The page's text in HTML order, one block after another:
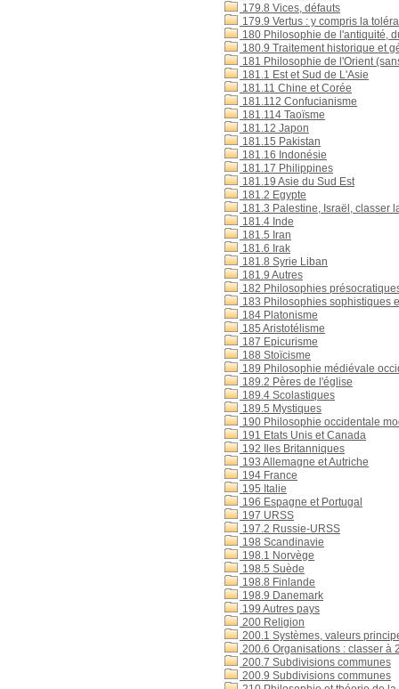
179.8 Vices, défauts
179.9 Vertus : y compris la
180 Philosophie de l'antiquité,
180.9 Traitement historique et
181 Philosophie de l'Orient
181.1 Est et Sud de L'Asie
181.11 Chine et Corée
181.112 Confucianisme
181.114 Taoïsme
181.12 Japon
181.15 Pakistan
181.16 Indonésie
181.17 Philippines
181.19 Asie du Sud Est
181.2 Egypte
181.3 Palestine, Israël, classer
181.4 Inde
181.5 Iran
181.6 Irak
181.8 Syrie Liban
181.9 Autres
182 Philosophies
183 Philosophies sophistiques
184 Platonisme
185 Aristotélisme
187 Epicurisme
188 Stoïcisme
189 Philosophie médiévale
189.2 Pères de l'église
189.4 Scolastiques
189.5 Mystiques
190 Philosophie occidentale
191 Etats Unis et Canada
192 Iles Britanniques
193 Allemagne et Autriche
194 France
195 Italie
196 Espagne et Portugal
197 URSS
197.2 Russie-URSS
198 Scandinavie
198.1 Norvège
198.5 Suède
198.8 Finlande
198.9 Danemark
199 Autres pays
200 Religion
200.1 Systèmes, valeurs
200.6 Organisations : classer à
200.7 Subdivisions communes
200.9 Subdivisions communes